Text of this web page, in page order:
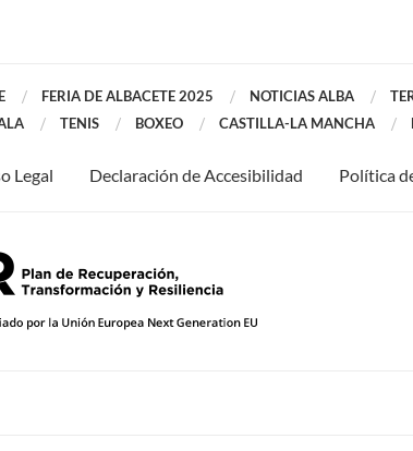
FERIA DE ALBACETE 2025 NOTICIAS ALBA
TENIS BOXEO CASTILLA-LA MANCHA
Legal Declaración de Accesibilidad Política